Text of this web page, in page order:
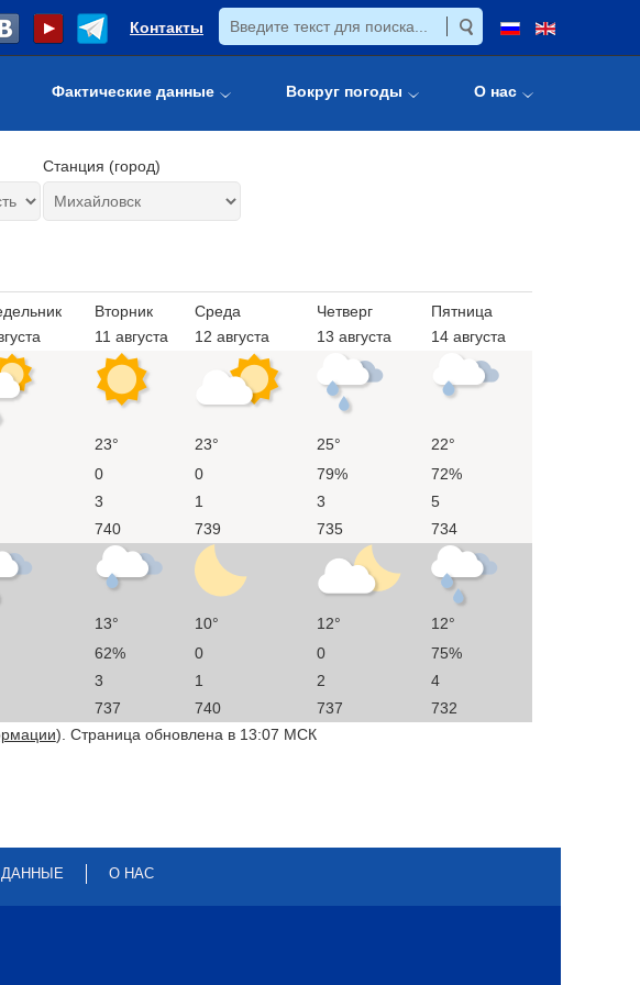
Контакты
Фактические данные Вокруг погоды О нас
Станция (город)
Вторник
11 августа
Среда
12 августа
Четверг
13 августа
Пятница
14 августа
23° 23° 25°
22°
0 0 79%
72%
3 1 3
5
740 739 735 734
13° 10° 12°
12°
62% 0 0
75%
3 1 2
4
737 740 737
732
). Страница обновлена в 13:07 МСК
О НАС